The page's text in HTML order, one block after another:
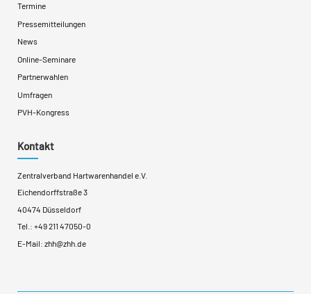
Termine
Pressemitteilungen
News
Online-Seminare
Partnerwahlen
Umfragen
PVH-Kongress
Kontakt
Zentralverband Hartwarenhandel e.V.
Eichendorffstraße 3
40474 Düsseldorf
Tel.: +49 211 47050-0
E-Mail: zhh@zhh.de